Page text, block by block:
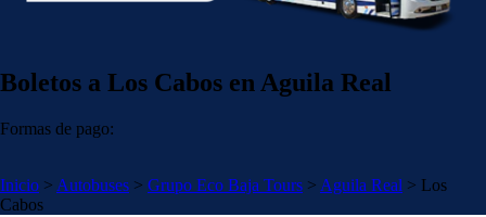
Boletos a Los Cabos en Aguila Real
Formas de pago:
Inicio > Autobuses > Grupo Eco Baja Tours > Aguila Real > Los
Cabos